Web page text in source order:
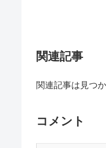
関連記事
関連記事は見つ
コメント